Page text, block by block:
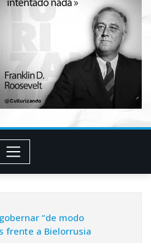
“de modo
frente a Bielorrusia